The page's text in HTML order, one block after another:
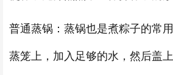
普通蒸锅：蒸锅也是煮粽子的常
蒸笼上，加入足够的水，然后盖